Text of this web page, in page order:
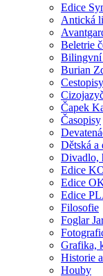
Edice
Antická
Beletrie
Bilingvní
Burian
Čapek
Časopisy
Dětská a
Divadlo,
Edice
Edice
Edice
Filosofie
Foglar
Grafika,
Historie
Houby